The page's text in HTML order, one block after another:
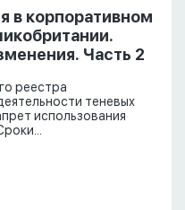
в корпоративном
Часть 2
реестра
теневых
использования